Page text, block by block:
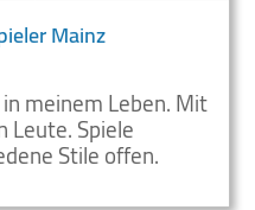
Mainz
meinem Leben. Mit
Spiele
Stile offen.